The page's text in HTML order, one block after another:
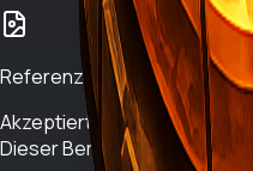
Referenzen hochladen
Akzeptiert werden Bilder,
Dieser Bereich ist freiwillig